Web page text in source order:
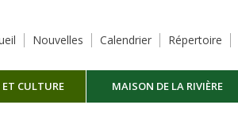
Nouvelles Calendrier Répertoire
CULTURE MAISON DE LA RIVIÈRE